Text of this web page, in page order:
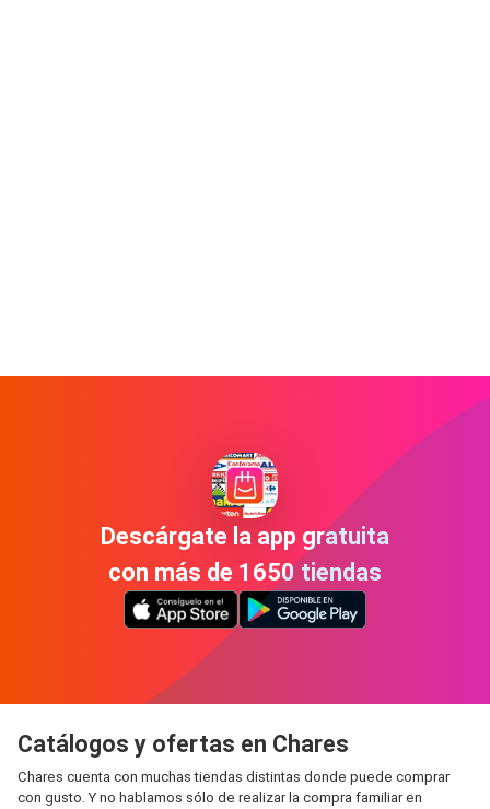
Descárgate la app gratuita
con más de 1650 tiendas
Catálogos y ofertas en Chares
Chares cuenta con muchas tiendas distintas donde puede comprar
con gusto. Y no hablamos sólo de realizar la compra familiar en